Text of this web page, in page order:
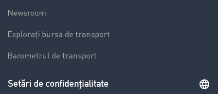
Newsroom
Explorați bursa de transport
Barometrul de transport
Lexicon de Transport